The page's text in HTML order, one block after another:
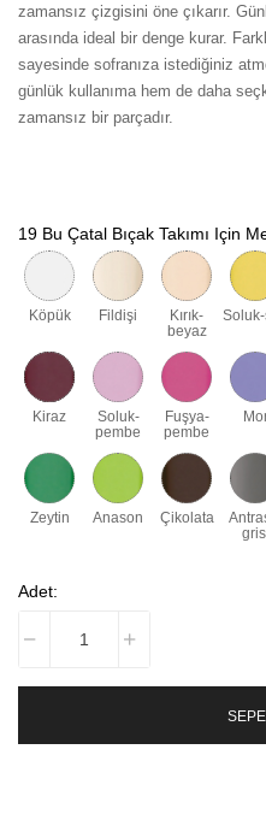
zamansız çizgisini öne çıkarır.
arasında ideal bir denge kurar.
sayesinde sofranıza istediğiniz
günlük kullanıma hem de daha
zamansız bir parçadır.
19 Bu Çatal Bıçak Takımı Için
Köpük Fildişi
Kırık-
beyaz
Soluk-
Kiraz
Soluk-
pembe
Fuşya-
pembe
Zeytin Anason Çikolata
Adet: